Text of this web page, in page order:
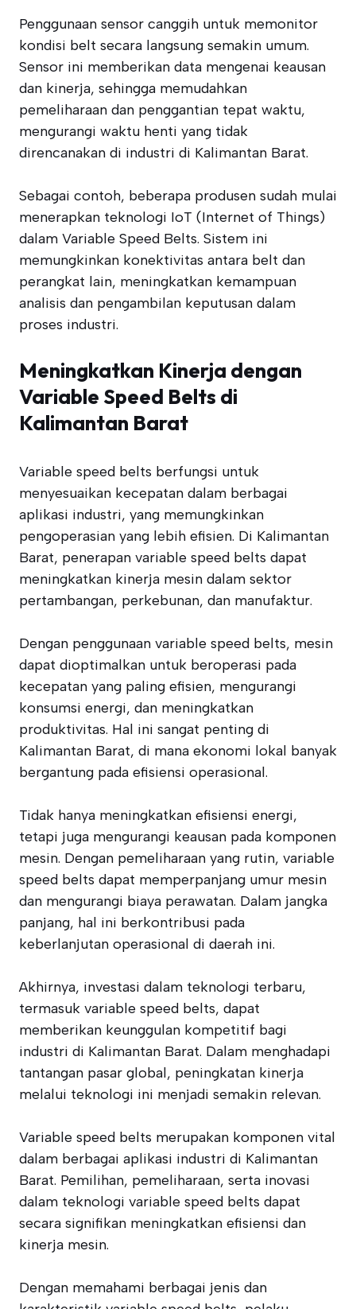
Penggunaan sensor canggih untuk memonitor
kondisi belt secara langsung semakin umum.
Sensor ini memberikan data mengenai keausan
dan kinerja, sehingga memudahkan
pemeliharaan dan penggantian tepat waktu,
mengurangi waktu henti yang tidak
direncanakan di industri di Kalimantan Barat.
Sebagai contoh, beberapa produsen sudah mulai
menerapkan teknologi IoT (Internet of Things)
dalam Variable Speed Belts. Sistem ini
memungkinkan konektivitas antara belt dan
perangkat lain, meningkatkan kemampuan
analisis dan pengambilan keputusan dalam
proses industri.
Meningkatkan Kinerja dengan
Variable Speed Belts di
Kalimantan Barat
Variable speed belts berfungsi untuk
menyesuaikan kecepatan dalam berbagai
aplikasi industri, yang memungkinkan
pengoperasian yang lebih efisien. Di Kalimantan
Barat, penerapan variable speed belts dapat
meningkatkan kinerja mesin dalam sektor
pertambangan, perkebunan, dan manufaktur.
Dengan penggunaan variable speed belts, mesin
dapat dioptimalkan untuk beroperasi pada
kecepatan yang paling efisien, mengurangi
konsumsi energi, dan meningkatkan
produktivitas. Hal ini sangat penting di
Kalimantan Barat, di mana ekonomi lokal banyak
bergantung pada efisiensi operasional.
Tidak hanya meningkatkan efisiensi energi,
tetapi juga mengurangi keausan pada komponen
mesin. Dengan pemeliharaan yang rutin, variable
speed belts dapat memperpanjang umur mesin
dan mengurangi biaya perawatan. Dalam jangka
panjang, hal ini berkontribusi pada
keberlanjutan operasional di daerah ini.
Akhirnya, investasi dalam teknologi terbaru,
termasuk variable speed belts, dapat
memberikan keunggulan kompetitif bagi
industri di Kalimantan Barat. Dalam menghadapi
tantangan pasar global, peningkatan kinerja
melalui teknologi ini menjadi semakin relevan.
Variable speed belts merupakan komponen vital
dalam berbagai aplikasi industri di Kalimantan
Barat. Pemilihan, pemeliharaan, serta inovasi
dalam teknologi variable speed belts dapat
secara signifikan meningkatkan efisiensi dan
kinerja mesin.
Dengan memahami berbagai jenis dan